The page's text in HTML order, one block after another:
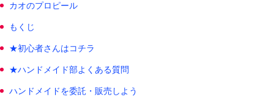
カオのプロピール
もくじ
★初心者さんはコチラ
★ハンドメイド部よくある質問
ハンドメイドを委託・販売しよう